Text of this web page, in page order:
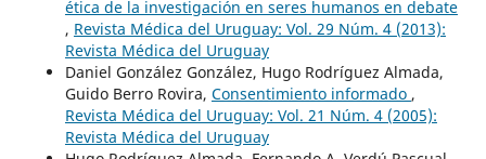
ética de la investigación en seres humanos en debate
, Revista Médica del Uruguay: Vol. 29 Núm. 4 (2013):
Revista Médica del Uruguay
Daniel González González, Hugo Rodríguez Almada,
Guido Berro Rovira, Consentimiento informado ,
Revista Médica del Uruguay: Vol. 21 Núm. 4 (2005):
Revista Médica del Uruguay